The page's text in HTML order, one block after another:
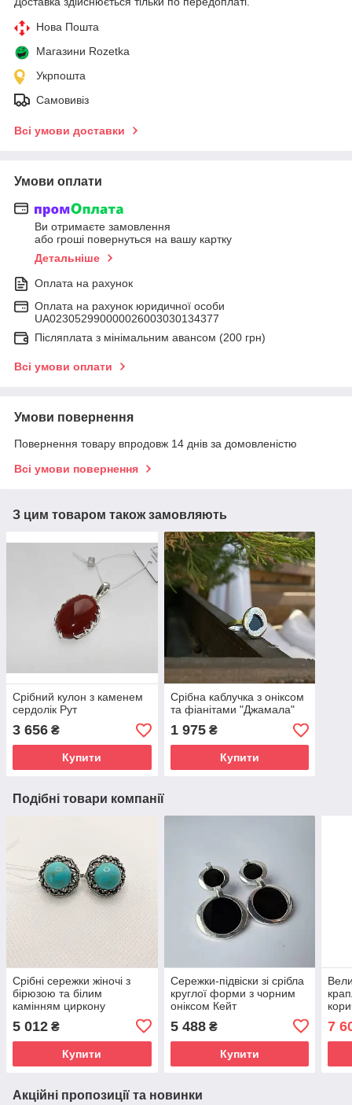
Нова Пошта
Магазини Rozetka
Укрпошта
Самовивіз
Всі умови доставки
Умови оплати
Ви отримаєте замовлення
або гроші повернуться на вашу картку
Детальніше
Оплата на рахунок
Оплата на рахунок юридичної особи
UA023052990000026003030134377
Післяплата з мінімальним авансом (200 грн)
Всі умови оплати
Умови повернення
Повернення товару впродовж 14 днів за домовленістю
Всі умови повернення
З цим товаром також замовляють
Срібний кулон з каменем
сердолік Рут
3 656 ₴
Купити
Срібна каблучка з оніксом
та фіанітами "Джамала"
1 975₴
Купити
Подібні товари компанії
Срібні сережки жіночі з
бірюзою та білим
камінням циркону
"Женев'єв" Модні сережки
зі срібла 925 проби
5 012 ₴
Купити
Сережки-підвіски зі срібла
круглої форми з чорним
оніксом Кейт
5 488₴
Купити
7
Акційні пропозиції та новинки